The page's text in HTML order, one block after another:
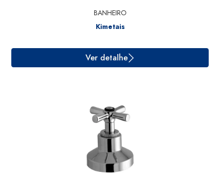
Ver detalhe
BANHEIRO
Kimetais